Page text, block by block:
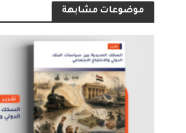
موضوعات مشابهة